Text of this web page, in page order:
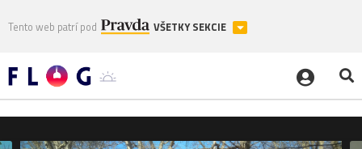
Tento web patrí pod VŠETKY SEKCIE